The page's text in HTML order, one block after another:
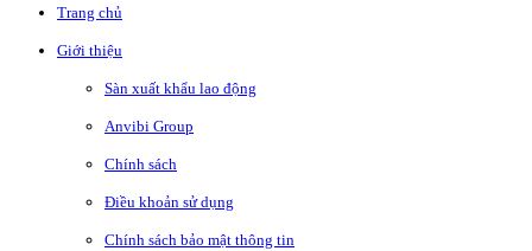
Trang chủ
Giới thiệu
Sàn xuất khẩu lao động
Anvibi Group
Chính sách
Điều khoản sử dụng
Chính sách bảo mật thông tin